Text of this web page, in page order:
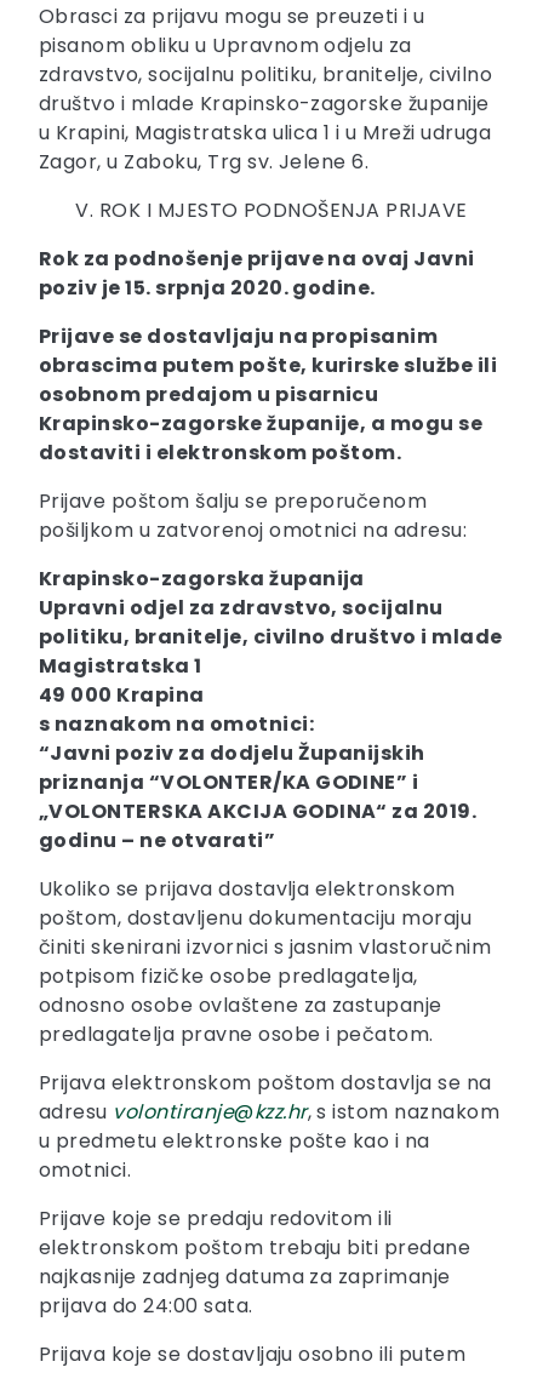
Obrasci za prijavu mogu se preuzeti i u
pisanom obliku u Upravnom odjelu za
zdravstvo, socijalnu politiku, branitelje, civilno
društvo i mlade Krapinsko-zagorske županije
u Krapini, Magistratska ulica 1 i u Mreži udruga
Zagor, u Zaboku, Trg sv. Jelene 6.
V. ROK I MJESTO PODNOŠENJA PRIJAVE
Rok za podnošenje prijave na ovaj Javni
poziv je 15. srpnja 2020. godine.
Prijave se dostavljaju na propisanim
obrascima putem pošte, kurirske službe ili
osobnom predajom u pisarnicu
Krapinsko-zagorske županije, a mogu se
dostaviti i elektronskom poštom.
Prijave poštom šalju se preporučenom
pošiljkom u zatvorenoj omotnici na adresu:
Krapinsko-zagorska županija
Upravni odjel za zdravstvo, socijalnu
politiku, branitelje, civilno društvo i mlade
Magistratska 1
49 000 Krapina
s naznakom na omotnici:
“Javni poziv za dodjelu Županijskih
priznanja “VOLONTER/KA GODINE” i
„VOLONTERSKA AKCIJA GODINA“ za 2019.
godinu – ne otvarati”
Ukoliko se prijava dostavlja elektronskom
poštom, dostavljenu dokumentaciju moraju
činiti skenirani izvornici s jasnim vlastoručnim
potpisom fizičke osobe predlagatelja,
odnosno osobe ovlaštene za zastupanje
predlagatelja pravne osobe i pečatom.
Prijava elektronskom poštom dostavlja se na
adresu volontiranje@kzz.hr, s istom naznakom
u predmetu elektronske pošte kao i na
omotnici.
Prijave koje se predaju redovitom ili
elektronskom poštom trebaju biti predane
najkasnije zadnjeg datuma za zaprimanje
prijava do 24:00 sata.
Prijava koje se dostavljaju osobno ili putem